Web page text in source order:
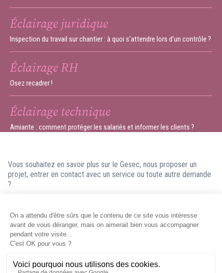
Éclairage juridique
Inspection du travail sur chantier : à quoi s'attendre lors d'un contrôle ?
Éclairage RH
Osez recadrer !
Éclairage technique
Amiante : comment protéger les salariés et informer les clients ?
Vous souhaitez en savoir plus sur le Gesec, nous proposer un
projet, entrer en contact avec un service ou toute autre demande
?
répondre dans les meilleurs délais.